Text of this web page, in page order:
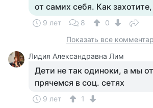
от самих себя. Как
9 лет 8
0
Показать все
Лидия Александравна Лим
Дети не так одиноки, а мы
прячемся в соц. сетях
9 лет
1